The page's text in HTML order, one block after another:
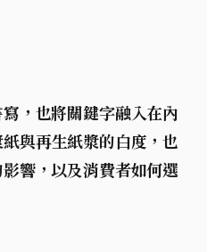
，也將關鍵字融入在內
與再生紙漿的白度 ，也
響，以及消費者如何選